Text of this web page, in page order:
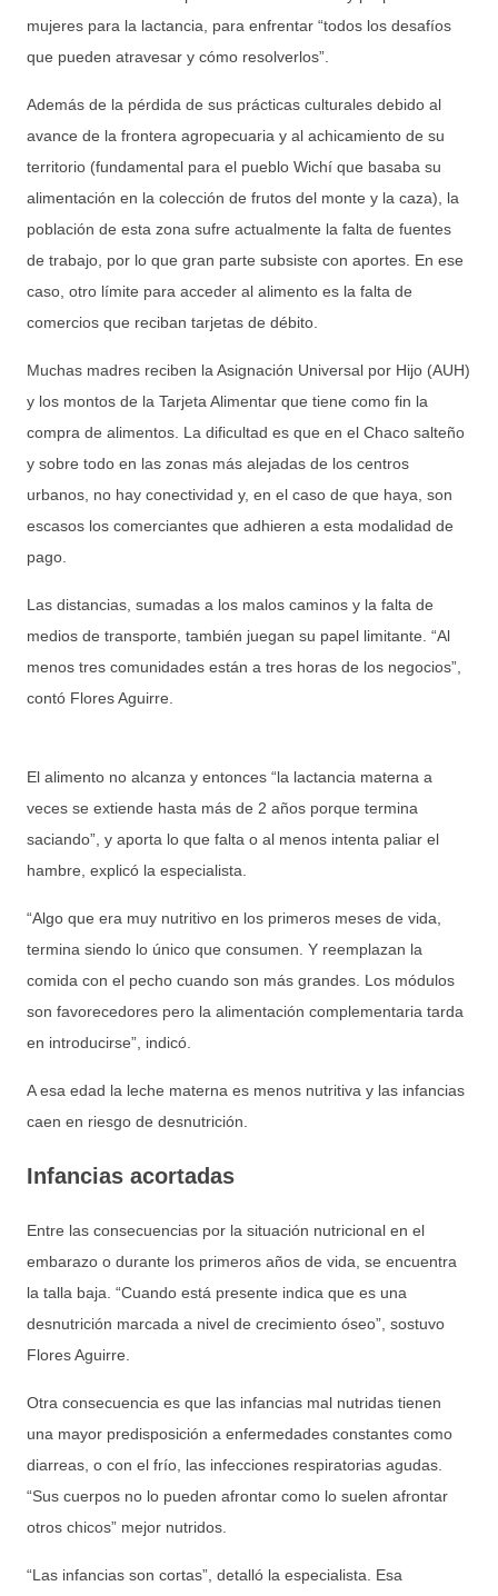
mujeres para la lactancia, para enfrentar “todos los desafíos
que pueden atravesar y cómo resolverlos”.
Además de la pérdida de sus prácticas culturales debido al
avance de la frontera agropecuaria y al achicamiento de su
territorio (fundamental para el pueblo Wichí que basaba su
alimentación en la colección de frutos del monte y la caza), la
población de esta zona sufre actualmente la falta de fuentes
de trabajo, por lo que gran parte subsiste con aportes. En ese
caso, otro límite para acceder al alimento es la falta de
comercios que reciban tarjetas de débito.
Muchas madres reciben la Asignación Universal por Hijo (AUH)
y los montos de la Tarjeta Alimentar que tiene como fin la
compra de alimentos. La dificultad es que en el Chaco salteño
y sobre todo en las zonas más alejadas de los centros
urbanos, no hay conectividad y, en el caso de que haya, son
escasos los comerciantes que adhieren a esta modalidad de
pago.
Las distancias, sumadas a los malos caminos y la falta de
medios de transporte, también juegan su papel limitante. “Al
menos tres comunidades están a tres horas de los negocios”,
contó Flores Aguirre.
El alimento no alcanza y entonces “la lactancia materna a
veces se extiende hasta más de 2 años porque termina
saciando”, y aporta lo que falta o al menos intenta paliar el
hambre, explicó la especialista.
“Algo que era muy nutritivo en los primeros meses de vida,
termina siendo lo único que consumen. Y reemplazan la
comida con el pecho cuando son más grandes. Los módulos
son favorecedores pero la alimentación complementaria tarda
en introducirse”, indicó.
A esa edad la leche materna es menos nutritiva y las infancias
caen en riesgo de desnutrición.
Infancias acortadas
Entre las consecuencias por la situación nutricional en el
embarazo o durante los primeros años de vida, se encuentra
la talla baja. “Cuando está presente indica que es una
desnutrición marcada a nivel de crecimiento óseo”, sostuvo
Flores Aguirre.
Otra consecuencia es que las infancias mal nutridas tienen
una mayor predisposición a enfermedades constantes como
diarreas, o con el frío, las infecciones respiratorias agudas.
“Sus cuerpos no lo pueden afrontar como lo suelen afrontar
otros chicos” mejor nutridos.
“Las infancias son cortas”, detalló la especialista. Esa